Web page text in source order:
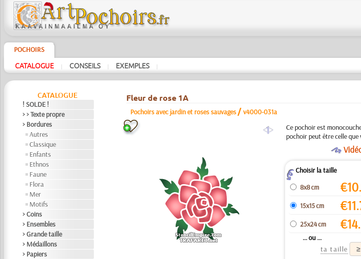
POCHOIRS
CATALOGUE | CONSEILS | EXEMPLES |
CATALOGUE
! SOLDE !
> > Texte propre
> Bordures
Autres
Classique
Enfants
Ethnos
Faune
Flora
Mer
Motifs
> Coins
> Ensembles
> Grande taille
> Médaillons
> Papiers
Fleur de rose 1A
Pochoirs avec jardin et roses sauvages /v4000-031a
a
Ce pochoir est
pochoir peut être celle
O
ZChoisir la taille
8x8 cm
€
15x15 cm €
25x24 cm €
... ou ...
ta taille